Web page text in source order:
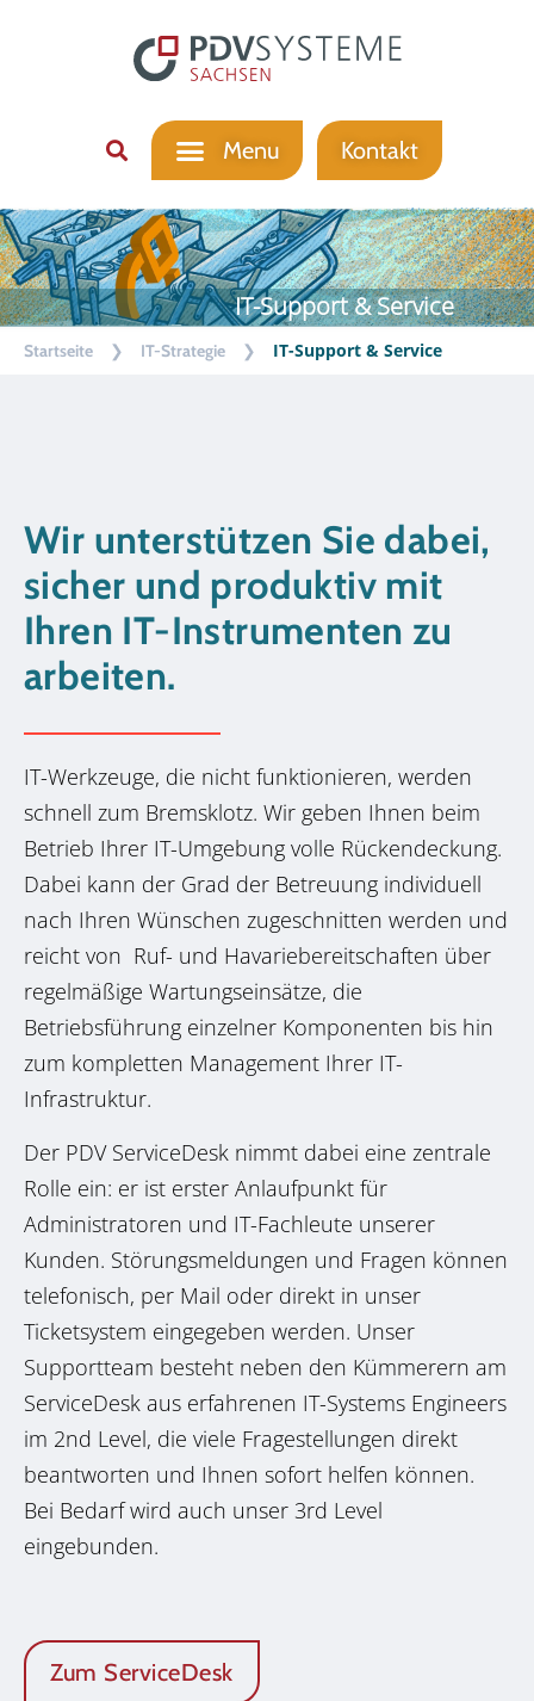
Kontakt
IT-Support & Service
Startseite ❯ IT-Strategie ❯ IT-Support & Service
Wir unterstützen Sie dabei,
sicher und produktiv mit
Ihren IT-Instrumenten zu
arbeiten.
IT-Werkzeuge, die nicht funktionieren, werden
schnell zum Bremsklotz. Wir geben Ihnen beim
Betrieb Ihrer IT-Umgebung volle Rückendeckung.
Dabei kann der Grad der Betreuung individuell
nach Ihren Wünschen zugeschnitten werden und
reicht von Ruf- und Havariebereitschaften über
regelmäßige Wartungseinsätze, die
Betriebsführung einzelner Komponenten bis hin
zum kompletten Management Ihrer IT-
Infrastruktur.
Der PDV ServiceDesk nimmt dabei eine zentrale
Rolle ein: er ist erster Anlaufpunkt für
Administratoren und IT-Fachleute unserer
Kunden. Störungsmeldungen und Fragen können
telefonisch, per Mail oder direkt in unser
Ticketsystem eingegeben werden. Unser
Supportteam besteht neben den Kümmerern am
ServiceDesk aus erfahrenen IT-Systems Engineers
im 2nd Level, die viele Fragestellungen direkt
beantworten und Ihnen sofort helfen können.
Bei Bedarf wird auch unser 3rd Level
eingebunden.
Zum ServiceDesk